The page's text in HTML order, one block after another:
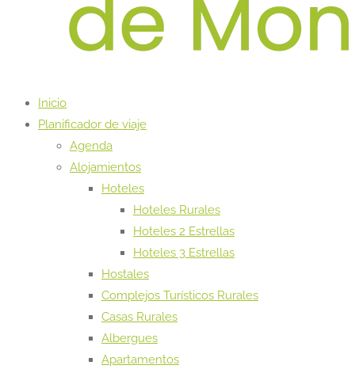
Inicio
Planificador de viaje
Agenda
Alojamientos
Hoteles
Hoteles Rurales
Hoteles 2 Estrellas
Hoteles 3 Estrellas
Hostales
Complejos Turísticos Rurales
Casas Rurales
Albergues
Apartamentos